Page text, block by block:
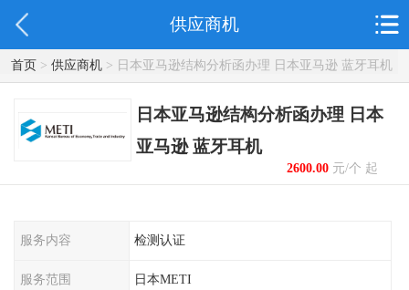
供应商机
首页> 供应商机> 日本亚马逊结构分析函办理 日本亚马逊 蓝牙耳机
日本亚马逊结构分析函办理 日本
亚马逊 蓝牙耳机
2600.00元/个 起
服务内容 检测认证
服务范围 日本METI